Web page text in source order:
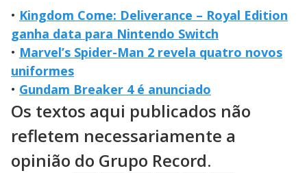
• Kingdom Come: Deliverance – Royal Edition
ganha data para Nintendo Switch
• Marvel’s Spider-Man 2 revela quatro novos
uniformes
• Gundam Breaker 4 é anunciado
Os textos aqui publicados não
refletem necessariamente a
opinião do Grupo Record.